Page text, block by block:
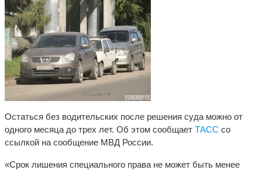
Остаться без водительских после решения суда можно от
одного месяца до трех лет. Об этом сообщает ТАСС со
ссылкой на сообщение МВД России.
«Срок лишения специального права не может быть менее